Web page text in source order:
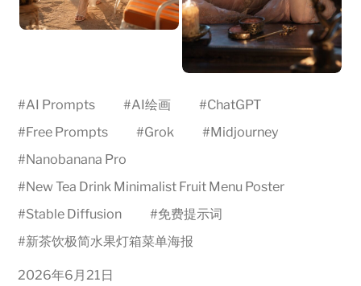
#AI Prompts #AI绘画 #ChatGPT
#Free Prompts #Grok #Midjourney
#Nanobanana Pro
#New Tea Drink Minimalist Fruit Menu Poster
#Stable Diffusion #免费提示词
#新茶饮极简水果灯箱菜单海报
2026年6月21日